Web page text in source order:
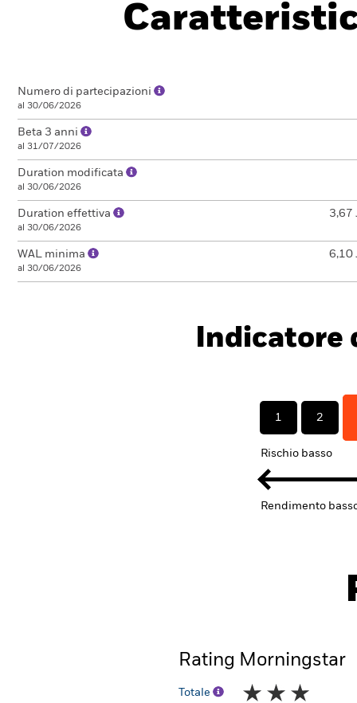
Numero di partecipazioni
al 30/06/2026
Beta 3 anni
al 31/07/2026
Duration modificata
al 30/06/2026
Duration effettiva
al 30/06/2026
3,67
WAL minima
al 30/06/2026
6,10
Indicatore
1 2
Rischio basso
Rendimento
Rating Morningstar
Totale